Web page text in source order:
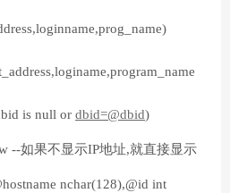
is null or dbid=@dbid)
--如果不显示IP地址,就直接显示
nchar(128),@id int